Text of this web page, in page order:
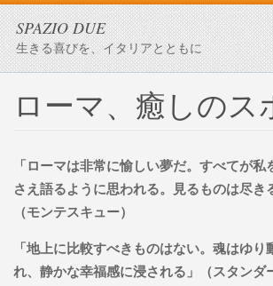
SPAZIO DUE
生きる喜びを、イタリアとともに
ローマ、癒しのス
「ローマは非常に愉しい夢だ。すべてが
さえ語るように思われる。見るものは尽き
（モンテスキュー）
「地上に比較すべきものはない。魂はゆり
れ、静かな幸福感に浸される」（スタンダ